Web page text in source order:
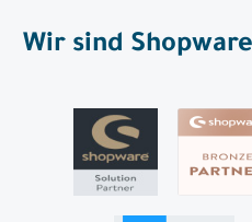
Wir sind